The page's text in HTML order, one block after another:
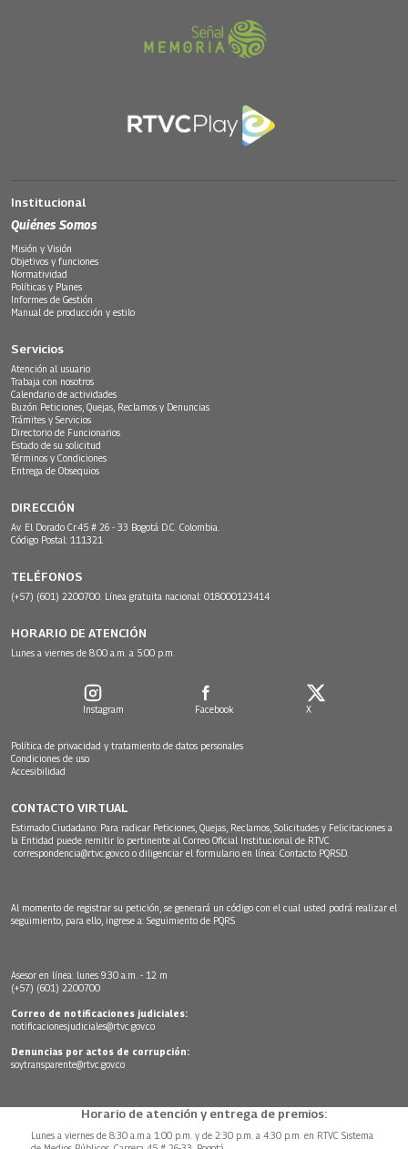
Institucional
Quiénes Somos
Misión y Visión
Objetivos y funciones
Normatividad
Políticas y Planes
Informes de Gestión
Manual de producción y estilo
Servicios
Atención al usuario
Trabaja con nosotros
Calendario de actividades
Buzón Peticiones, Quejas, Reclamos y Denuncias
Trámites y Servicios
Directorio de Funcionarios
Estado de su solicitud
Términos y Condiciones
Entrega de Obsequios
DIRECCIÓN
Av. El Dorado Cr.45 # 26 - 33 Bogotá D.C. Colombia.
Código Postal: 111321
TELÉFONOS
(+57) (601) 2200700. Línea gratuita nacional: 018000123414
HORARIO DE ATENCIÓN
Lunes a viernes de 8:00 a.m. a 5:00 p.m.
Instagram Facebook X
Política de privacidad y tratamiento de datos personales
Condiciones de uso
Accesibilidad
CONTACTO VIRTUAL
Estimado Ciudadano: Para radicar Peticiones, Quejas, Reclamos, Solicitudes y Felicitaciones a
la Entidad puede remitir lo pertinente al Correo Oficial Institucional de RTVC
correspondencia@rtvc.gov.co o diligenciar el formulario en línea: Contacto PQRSD.
Al momento de registrar su petición, se generará un código con el cual usted podrá realizar el
seguimiento, para ello, ingrese a: Seguimiento de PQRS
Asesor en línea: lunes 9:30 a.m. - 12 m
(+57) (601) 2200700
Correo de notificaciones judiciales:
notificacionesjudiciales@rtvc.gov.co
Denuncias por actos de corrupción:
soytransparente@rtvc.gov.co
Horario de atención y entrega de premios:
Lunes a viernes de 8:30 a.m.a 1:00 p.m. y de 2:30 p.m. a 4:30 p.m. en RTVC Sistema